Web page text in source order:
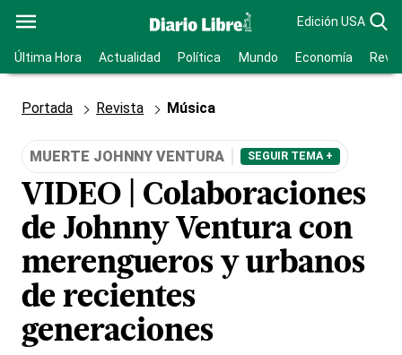
Edición USA
Última Hora Actualidad Política Mundo Economía
Portada Revista Música
MUERTE JOHNNY VENTURA SEGUIR TEMA +
VIDEO | Colaboraciones
de Johnny Ventura con
merengueros y urbanos
de recientes
generaciones